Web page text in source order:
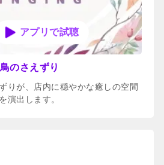
アプリで試聴
鳥のさえずり
りが、店内に穏やかな癒しの空間
を演出します。